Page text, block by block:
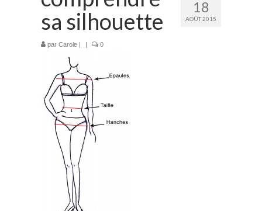
Qui suis-je ?
Prestations
La mariée astucieuse
L’invitée intrépide
Galerie
Blog
Médias
Contact
18
AOÛT 2015
sa silhouette
par Carole | | 0